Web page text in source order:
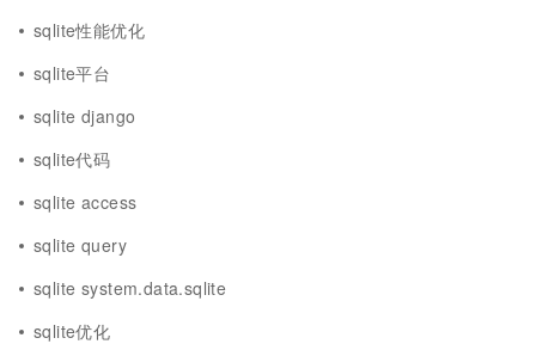
sqlite性能优化
sqlite平台
sqlite django
sqlite代码
sqlite access
sqlite query
sqlite system.data.sqlite
sqlite优化